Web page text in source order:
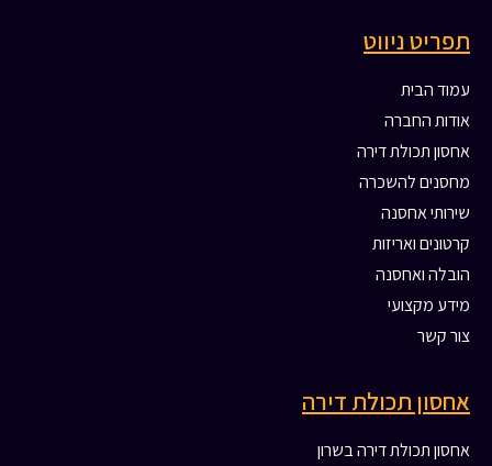
אחסון תכולת דירה
אחסון תכולת דירה בשרון
תפריט ניווט
עמוד הבית
אודות החברה
אחסון תכולת דירה
מחסנים להשכרה
שירותי אחסנה
קרטונים ואריזות
הובלה ואחסנה
מידע מקצועי
צור קשר